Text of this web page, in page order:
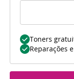
Toners
Reparações